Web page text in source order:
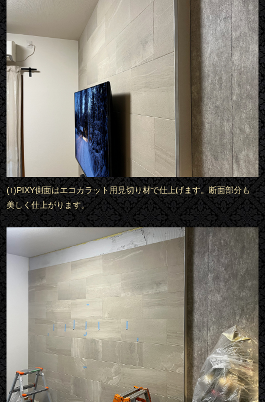
(↑)PIXY側面はエコカラット用見切り材で仕上げます。断面部分も
美しく仕上がります。